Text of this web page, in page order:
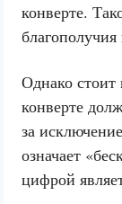
конверте.
Однако
конверте
за
означает
цифрой